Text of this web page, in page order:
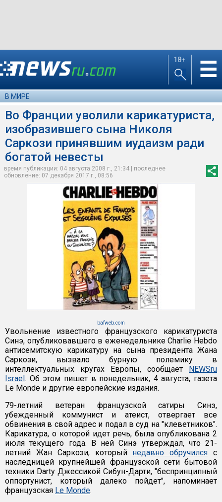
18+ ☰
В МИРЕ
Во Франции уволили карикатуриста,
изобразившего сына Николя
Саркози принявшим иудаизм ради
богатой невесты
время публикации: 04 августа 2008 г., 21:34 | последнее
обновление: 07 декабря 2017 г., 08:56
bafweb.com
Увольнение известного французского карикатуриста
Синэ, опубликовавшего в еженедельнике Charlie Hebdo
антисемитскую карикатуру на сына президента Жана
Саркози, вызвало бурную полемику в
интеллектуальных кругах Европы, сообщает NEWSru
Israel. Об этом пишет в понедельник, 4 августа, газета
Le Monde и другие европейские издания.
79-летний ветеран французской сатиры Синэ,
убежденный коммунист и атеист, отвергает все
обвинения в свой адрес и подал в суд на "клеветников".
Карикатура, о которой идет речь, была опубликована 2
июля текущего года. В ней Синэ утверждал, что 21-
летний Жан Саркози, который недавно обручился с
наследницей крупнейшей французской сети бытовой
техники Darty Джессикой Сибун-Дарти, "беспринципный
оппортунист, который далеко пойдет", напоминает
французская Le Monde.